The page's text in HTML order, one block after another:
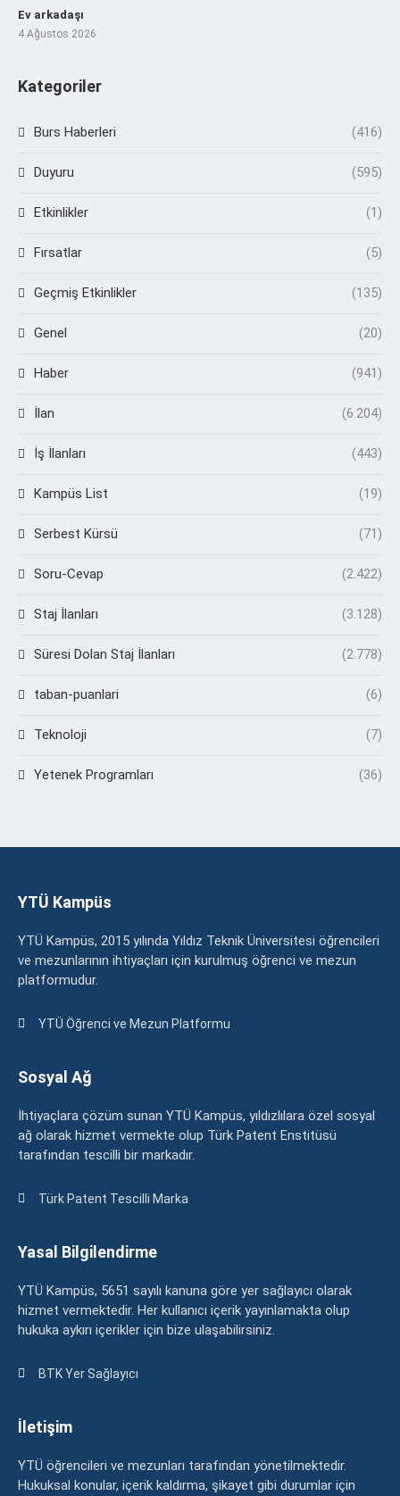
Ev arkadaşı
4 Ağustos 2026
Kategoriler
Burs Haberleri (416)
Duyuru (595)
Etkinlikler (1)
Fırsatlar (5)
Geçmiş Etkinlikler (135)
Genel (20)
Haber (941)
İlan (6.204)
İş İlanları (443)
Kampüs List (19)
Serbest Kürsü (71)
Soru-Cevap (2.422)
Staj İlanları (3.128)
Süresi Dolan Staj İlanları (2.778)
taban-puanlari (6)
Teknoloji (7)
Yetenek Programları (36)
YTÜ Kampüs
YTÜ Kampüs, 2015 yılında Yıldız Teknik Üniversitesi öğrencileri
ve mezunlarının ihtiyaçları için kurulmuş öğrenci ve mezun
platformudur.
YTÜ Öğrenci ve Mezun Platformu
Sosyal Ağ
İhtiyaçlara çözüm sunan YTÜ Kampüs, yıldızlılara özel sosyal
ağ olarak hizmet vermekte olup Türk Patent Enstitüsü
tarafından tescilli bir markadır.
Türk Patent Tescilli Marka
Yasal Bilgilendirme
YTÜ Kampüs, 5651 sayılı kanuna göre yer sağlayıcı olarak
hizmet vermektedir. Her kullanıcı içerik yayınlamakta olup
hukuka aykırı içerikler için bize ulaşabilirsiniz.
BTK Yer Sağlayıcı
İletişim
YTÜ öğrencileri ve mezunları tarafından yönetilmektedir.
Hukuksal konular, içerik kaldırma, şikayet gibi durumlar için